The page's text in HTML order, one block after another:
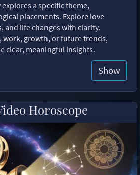
a specific theme,
placements. Explore love
and life changes with clarity.
work, growth, or future trends,
clear, meaningful insights.
Show
Horoscope